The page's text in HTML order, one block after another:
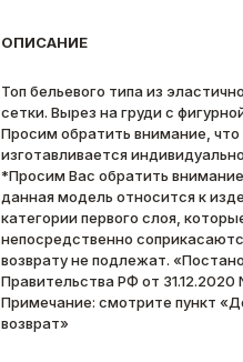
ОПИСАНИЕ
Топ бельевого типа из
сетки. Вырез на груди с
Просим обратить внимание, что
изготавливается
*Просим Вас обратить
данная модель относится к
категории первого слоя,
непосредственно
возврату не подлежат.
Правительства РФ от 31.12.2020
Примечание: смотрите пункт
возврат»